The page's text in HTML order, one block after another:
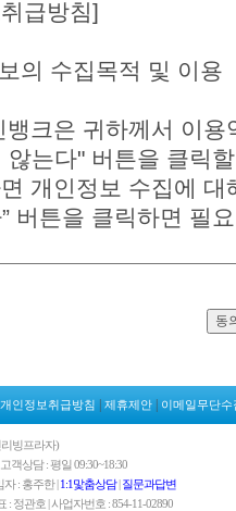
개인정보취급방침 제휴제안 이메일무단수
빙프라자)
객상담 : 평일 09:30~18:30
자 : 홍주한 |1:1맟춤상담|질문과답변
: 정관호 | 사업자번호 : 854-11-02890